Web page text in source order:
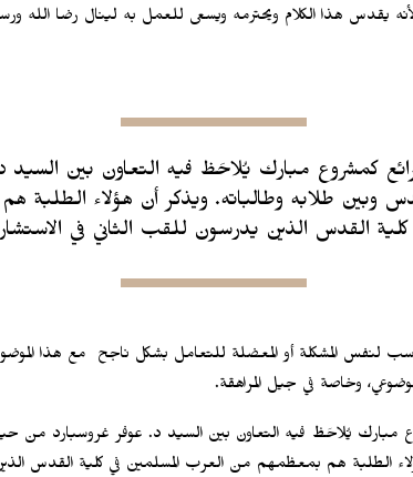
لأنه يقدس هذا الكلام ويحترمه ويسعى للعمل به لينال رضا الله
كمشروع مبارك يُلاحَظ فيه التعاون بين
وبين طلابه وطالباته. ويذكر أن هؤلاء
القدس الذين يدرسون للقب الثاني في
لنفس المشكلة أو المعضلة للتعامل بشكل ناجح مع هذا
وخاصة في جيل المراهقة.
مبارك يُلاحَظ فيه التعاون بين السيد د. عوفر غروسبارد من
الطلبة هم بمعظمهم من العرب المسلمين في كلية القدس